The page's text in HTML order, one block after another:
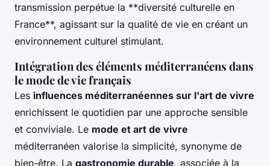
transmission perpétue la **diversité culturelle en
France**, agissant sur la qualité de vie en créant un
environnement culturel stimulant.
Intégration des éléments méditerranéens dans
le mode de vie français
Les influences méditerranéennes sur l'art de vivre
enrichissent le quotidien par une approche sensible
et conviviale. Le mode et art de vivre
méditerranéen valorise la simplicité, synonyme de
bien-être. La gastronomie durable, associée à la